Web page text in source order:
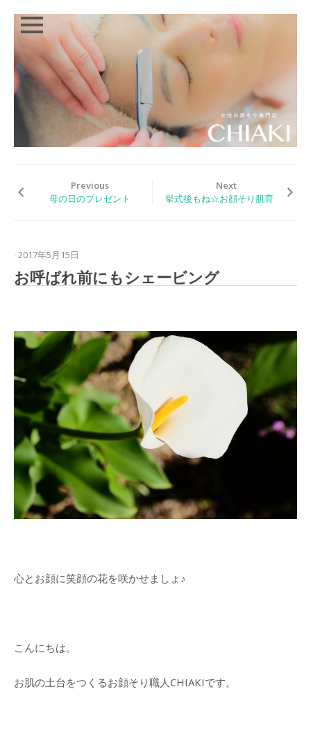
Close
Skip
content
TOP
顔
秘
お
ニ
ー
イ
シ
ー
ビ
グ
メ
ニ
ュ
お
声
（ご
来
前
の
Previous
母の日のプレゼント
Next
挙式後もね☆お顔そり肌育
· 2017年5月15日
お呼ばれ前にもシェービング
心とお顔に笑顔の花を咲かせましょ♪
こんにちは。
お肌の土台をつくるお顔そり職人CHIAKIです。